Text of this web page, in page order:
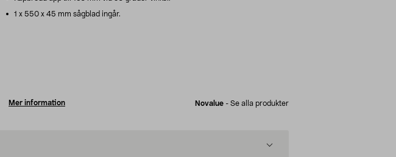
1 x 550 x 45 mm sågblad ingår.
Mer information Novalue - Se alla produkter